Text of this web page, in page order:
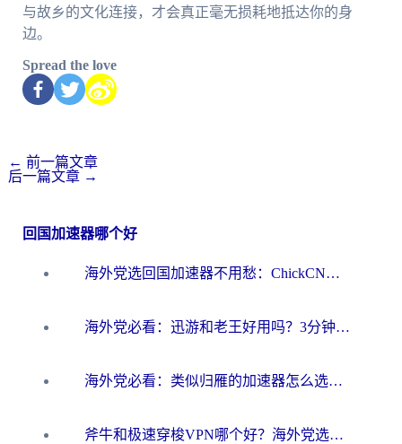
与故乡的文化连接，才会真正毫无损耗地抵达你的身
边。
Spread the love
← 前一篇文章
后一篇文章 →
回国加速器哪个好
海外党选回国加速器不用愁：ChickCN和洞见哪个好？一篇搞定所有疑问
海外党必看：迅游和老王好用吗？3分钟选对加速国内网络的加速器
海外党必看：类似归雁的加速器怎么选？一篇搞定无缝访问国内资源
斧牛和极速穿梭VPN哪个好？海外党选回国加速器必看的真实对比与避坑指南